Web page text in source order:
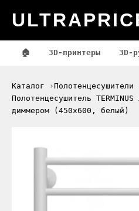
🏠 3D-принтеры 3D-
Каталог
Полотенцесушители
Полотенцесушитель
диммером (450x600, белый)